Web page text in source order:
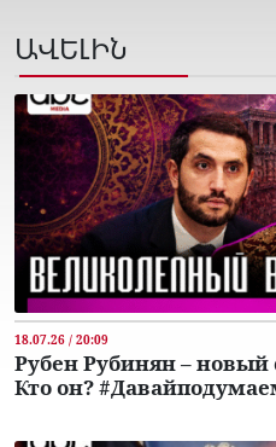
ԱՎԵԼԻՆ
18.07.26 / 20:09
Рубен Рубинян –
Кто он?